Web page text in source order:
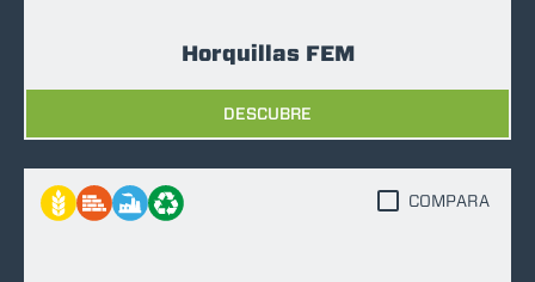
Horquillas FEM
DESCUBRE
COMPARA